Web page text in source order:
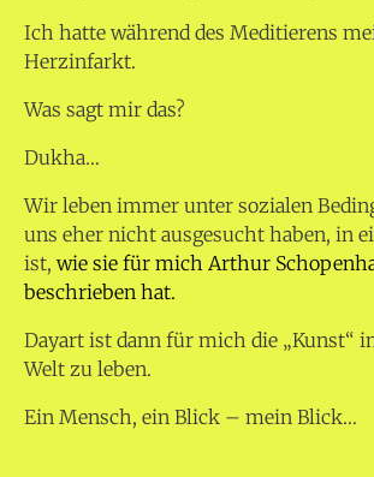
Ich hatte während des Meditierens
Herzinfarkt.
Was sagt mir das?
Dukha…
Wir leben immer unter sozialen
uns eher nicht ausgesucht haben, in
ist, wie sie für mich Arthur
beschrieben hat.
Dayart ist dann für mich die „Kunst“
Welt zu leben.
Ein Mensch, ein Blick – mein Blick…